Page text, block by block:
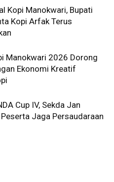
Kopi Manokwari, Bupati
Kopi Arfak Terus
Manokwari 2026 Dorong
Ekonomi Kreatif
Cup IV, Sekda Jan
Jaga Persaudaraan